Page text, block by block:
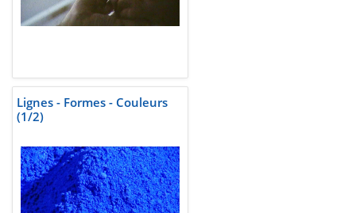
Lignes - Formes - Couleurs
(1/2)